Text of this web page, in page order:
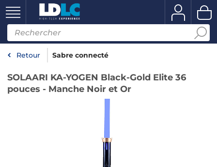
Retour Sabre connecté
SOLAARI KA-YOGEN Black-Gold Elite 36
pouces - Manche Noir et Or